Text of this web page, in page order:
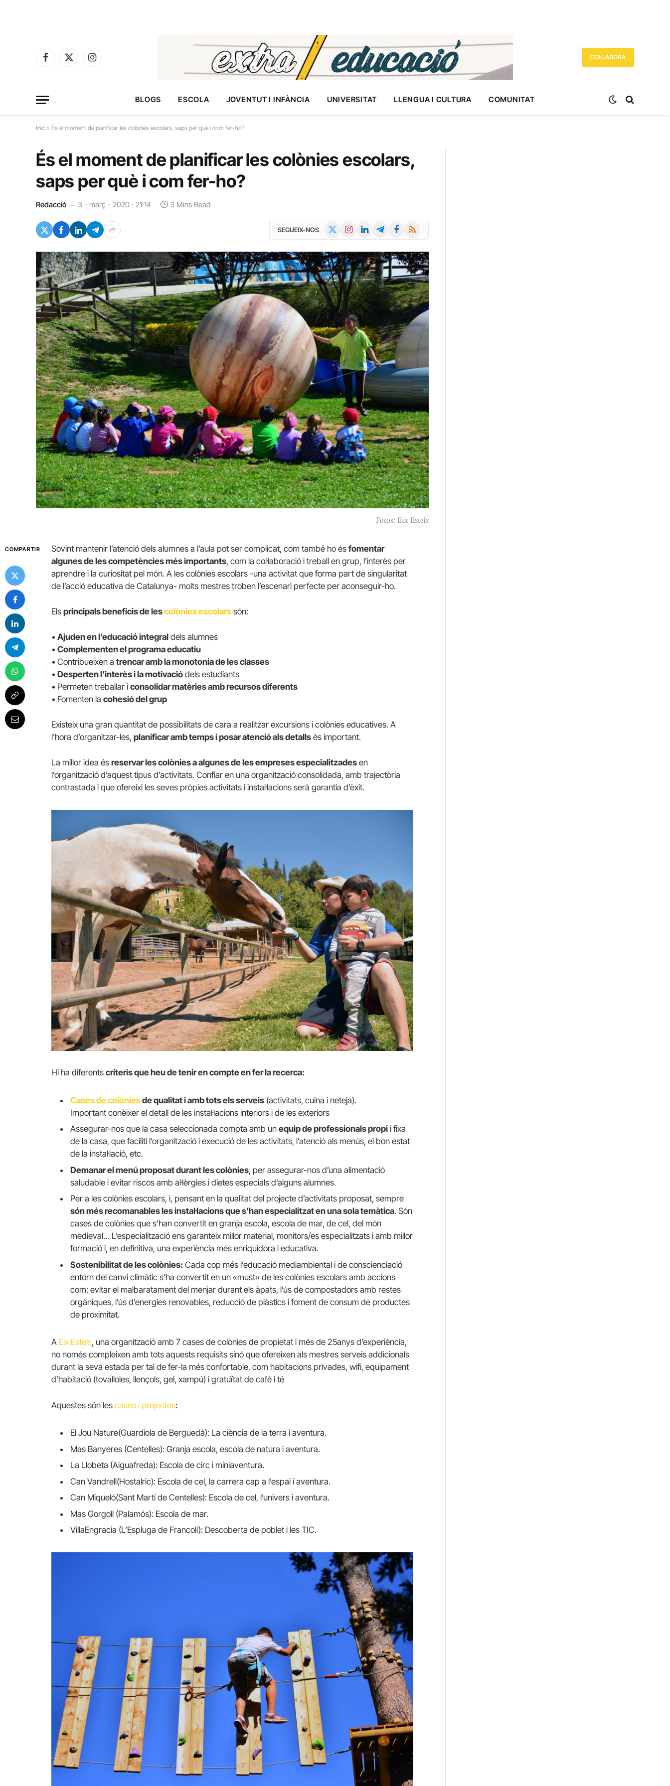
Facebook
X
Instagram
COL·LABORA
BLOGS ESCOLA JOVENTUT I INFÀNCIA UNIVERSITAT LLENGUA I CULTURA COMUNITAT
Inici » És el moment de planificar les colònies escolars, saps per què i com fer-ho?
És el moment de planificar les colònies escolars,
saps per què i com fer-ho?
Redacció 3 - març - 2020 · 21:14 3 Mins Read
SEGUEIX-NOS InstagramLinkedInTelegramFacebook
RSS
Fotos: Eix Estels
COMPARTIR Sovint mantenir l’atenció dels alumnes a l’aula pot ser complicat, com també ho és fomentar
algunes de les competències més importants, com la col·laboració i treball en grup, l’interès per
aprendre i la curiositat pel món. A les colònies escolars -una activitat que forma part de singularitat
de l’acció educativa de Catalunya- molts mestres troben l’escenari perfecte per aconseguir-ho.
Els principals beneficis de lescolònies escolars són:
• Ajuden en l’educació integral dels alumnes
• Complementen el programa educatiu
• Contribueixen a trencar amb la monotonia de les classes
• Desperten l’interès i la motivació dels estudiants
• Permeten treballar i consolidar matèries amb recursos diferents
• Fomenten la cohesió del grup
Existeix una gran quantitat de possibilitats de cara a realitzar excursions i colònies educatives. A
l’hora d’organitzar-les, planificar amb temps i posar atenció als detalls és important.
La millor idea és reservar les colònies a algunes de les empreses especialitzades en
l’organització d’aquest tipus d’activitats. Confiar en una organització consolidada, amb trajectòria
contrastada i que ofereixi les seves pròpies activitats i instal·lacions serà garantia d’èxit.
Hi ha diferents criteris que heu de tenir en compte en fer la recerca:
Cases de colòniesde qualitat i amb tots els serveis (activitats, cuina i neteja).
Important conèixer el detall de les instal·lacions interiors i de les exteriors
Assegurar-nos que la casa seleccionada compta amb un equip de professionals propi i fixa
de la casa, que faciliti l’organització i execució de les activitats, l’atenció als menús, el bon estat
de la instal·lació, etc.
Demanar el menú proposat durant les colònies, per assegurar-nos d’una alimentació
saludable i evitar riscos amb al·lèrgies i dietes especials d’alguns alumnes.
Per a les colònies escolars, i, pensant en la qualitat del projecte d’activitats proposat, sempre
són més recomanables les instal·lacions que s’han especialitzat en una sola temàtica. Són
cases de colònies que s’han convertit en granja escola, escola de mar, de cel, del món
medieval… L’especialització ens garanteix millor material, monitors/es especialitzats i amb millor
formació i, en definitiva, una experiència més enriquidora i educativa.
Sostenibilitat de les colònies: Cada cop més l’educació mediambiental i de conscienciació
entorn del canvi climàtic s’ha convertit en un «must» de les colònies escolars amb accions
com: evitar el malbaratament del menjar durant els àpats, l’ús de compostadors amb restes
orgàniques, l’ús d’energies renovables, reducció de plàstics i foment de consum de productes
de proximitat.
A Eix Estels, una organització amb 7 cases de colònies de propietat i més de 25anys d’experiència,
no només compleixen amb tots aquests requisits sinó que ofereixen als mestres serveis addicionals
durant la seva estada per tal de fer-la més confortable, com habitacions privades, wifi, equipament
d’habitació (tovalloles, llençols, gel, xampú) i gratuïtat de cafè i té
Aquestes són les cases i projectes:
El Jou Nature(Guardiola de Berguedà): La ciència de la terra i aventura.
Mas Banyeres (Centelles): Granja escola, escola de natura i aventura.
La Llobeta (Aiguafreda): Escola de circ i miniaventura.
Can Vandrell(Hostalric): Escola de cel, la carrera cap a l’espai i aventura.
Can Miqueló(Sant Martí de Centelles): Escola de cel, l’univers i aventura.
Mas Gorgoll (Palamós): Escola de mar.
VillaEngracia (L’Espluga de Francolí): Descoberta de poblet i les TIC.